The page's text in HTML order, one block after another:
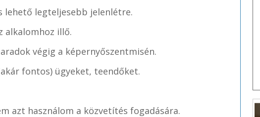
lehető legteljesebb jelenlétre.
alkalomhoz illő.
végig a képernyőszentmisén.
fontos) ügyeket, teendőket.
azt használom a közvetítés fogadására.